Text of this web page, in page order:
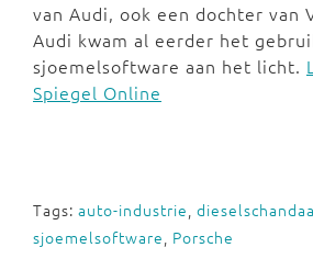
van Audi, ook een dochter van
Audi kwam al eerder het
sjoemelsoftware aan het licht.
Spiegel Online
Tags: auto-industrie,
sjoemelsoftware, Porsche